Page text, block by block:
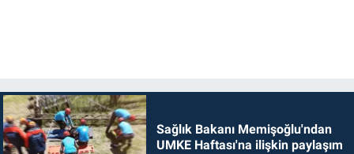
Sağlık Bakanı Memişoğlu'ndan
UMKE Haftası'na ilişkin paylaşım